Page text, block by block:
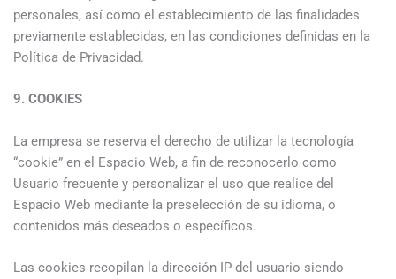
personales, así como el establecimiento de las finalidades
previamente establecidas, en las condiciones definidas en la
Política de Privacidad.
9. COOKIES
La empresa se reserva el derecho de utilizar la tecnología
“cookie” en el Espacio Web, a fin de reconocerlo como
Usuario frecuente y personalizar el uso que realice del
Espacio Web mediante la preselección de su idioma, o
contenidos más deseados o específicos.
Las cookies recopilan la dirección IP del usuario siendo